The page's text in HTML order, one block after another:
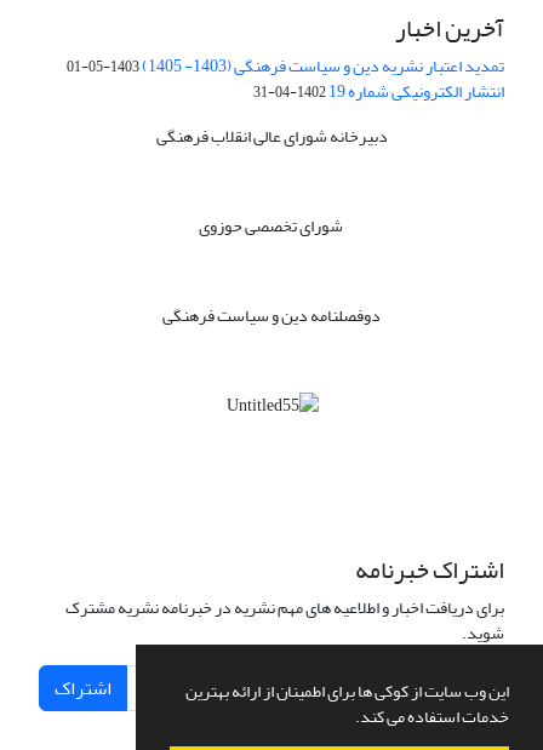
این وب سایت از کوکی ها برای اطمینان از ارائه بهترین
خدمات استفاده می کند.
آخرین اخبار
تمدید اعتبار نشریه دین و سیاست فرهنگی (1403- 1405) 1403-05-01
انتشار الکترونیکی شماره 19 1402-04-31
دبیرخانه شورای عالی انقلاب فرهنگی
شورای تخصصی حوزوی
دوفصلنامه دین و سیاست فرهنگی
اشتراک خبرنامه
برای دریافت اخبار و اطلاعیه های مهم نشریه در خبرنامه نشریه مشترک
شوید.
اشتراک